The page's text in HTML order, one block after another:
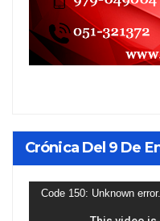
Crónica Del 9 De
Reproductor
Code 150: Unknown error.